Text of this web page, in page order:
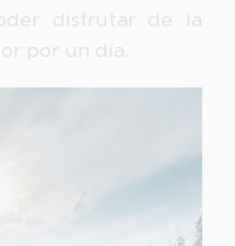
disfrutar de la
por un día.